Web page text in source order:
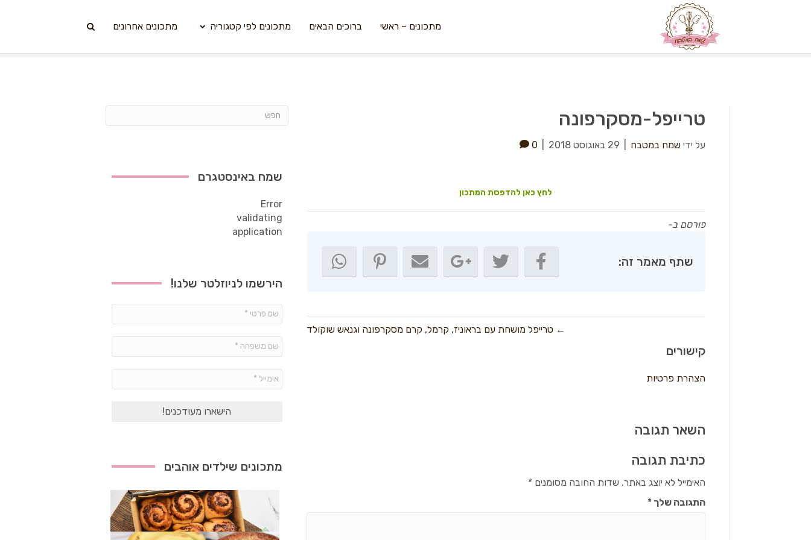
מתכונים – ראשי ברוכים הבאים מתכונים לפי קטגוריה מתכונים אחרונים
טרייפל-מסקרפונה
על ידי שמח במטבח 29 באוגוסט 2018 0
לחץ כאן להדפסת המתכון
פורסם ב-
שתף מאמר זה:
← טרייפל מושחת עם בראוניז, קרמל, קרם מסקרפונה וגנאש שוקולד
קישורים
הצהרת פרטיות
השאר תגובה
כתיבת תגובה
האימייל לא יוצג באתר. שדות החובה מסומנים*
התגובה שלך*
שמח באינסטגרם
Error
validating
application
הירשמו לניוזלטר שלנו!
מתכונים שילדים אוהבים